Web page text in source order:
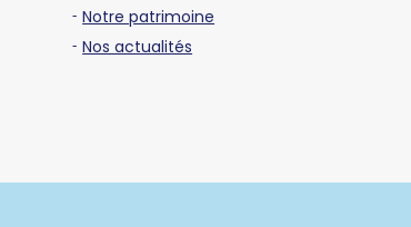
Notre patrimoine
Nos actualités